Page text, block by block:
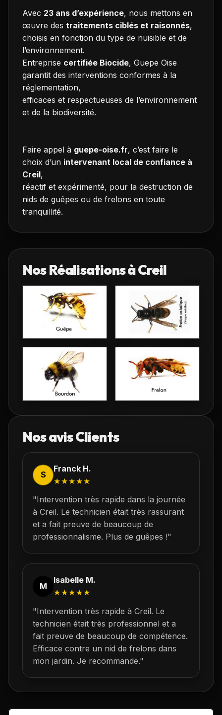
Avec 23 ans d’expérience, nous mettons en
œuvre des traitements ciblés et raisonnés,
choisis en fonction du type de nuisible et de
l’environnement.
Entreprise certifiée Biocide, Guepe Oise
garantit des interventions conformes à la
réglementation,
efficaces et respectueuses de l’environnement
et de la biodiversité.
Faire appel à guepe-oise.fr, c’est faire le
choix d’un intervenant local de confiance à
Creil,
réactif et expérimenté, pour la destruction de
nids de guêpes ou de frelons en toute
tranquillité.
Nos Réalisations àCreil
Nos avis Clients
S
Franck H.
★★★★★
"Intervention très rapide dans la journée
à Creil. Le technicien était très rassurant
et a fait preuve de beaucoup de
professionnalisme. Plus de guêpes !"
M
Isabelle M.
★★★★★
"Intervention très rapide à Creil. Le
technicien était très professionnel et a
fait preuve de beaucoup de compétence.
Efficace contre un nid de frelons dans
mon jardin. Je recommande."